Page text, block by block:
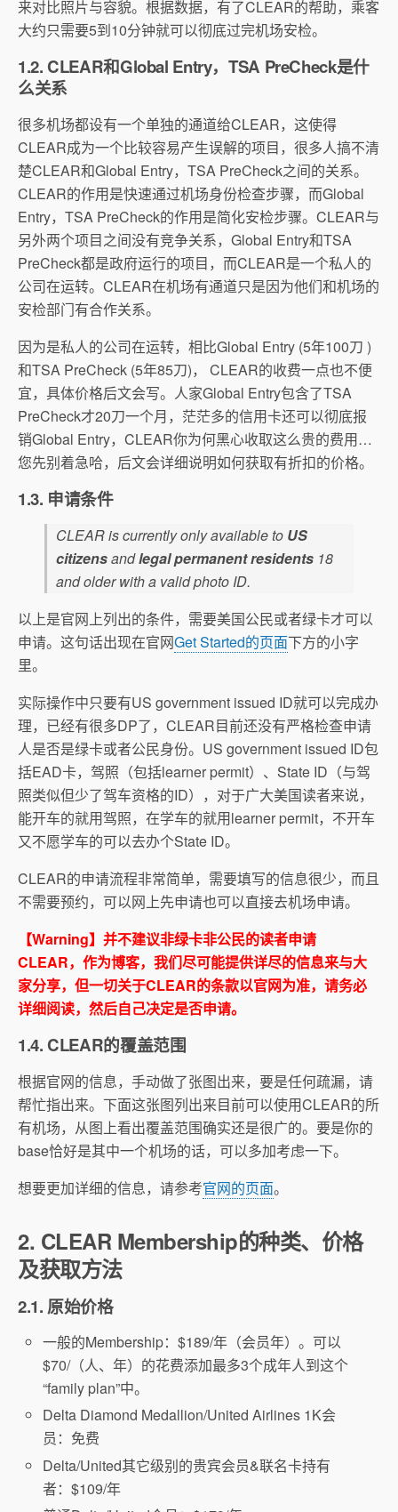
来对比照片与容貌。根据数据，有了CLEAR的帮助，乘客
大约只需要5到10分钟就可以彻底过完机场安检。
1.2. CLEAR和Global Entry，TSA PreCheck是什
么关系
很多机场都设有一个单独的通道给CLEAR，这使得
CLEAR成为一个比较容易产生误解的项目，很多人搞不清
楚CLEAR和Global Entry，TSA PreCheck之间的关系。
CLEAR的作用是快速通过机场身份检查步骤，而Global
Entry，TSA PreCheck的作用是简化安检步骤。CLEAR与
另外两个项目之间没有竞争关系，Global Entry和TSA
PreCheck都是政府运行的项目，而CLEAR是一个私人的
公司在运转。CLEAR在机场有通道只是因为他们和机场的
安检部门有合作关系。
因为是私人的公司在运转，相比Global Entry (5年100刀 )
和TSA PreCheck (5年85刀)， CLEAR的收费一点也不便
宜，具体价格后文会写。人家Global Entry包含了TSA
PreCheck才20刀一个月，茫茫多的信用卡还可以彻底报
销Global Entry，CLEAR你为何黑心收取这么贵的费用…
您先别着急哈，后文会详细说明如何获取有折扣的价格。
1.3. 申请条件
CLEAR is currently only available to US
citizensandlegal permanent residents 18
and older with a valid photo ID.
以上是官网上列出的条件，需要美国公民或者绿卡才可以
申请。这句话出现在官网Get Started的页面下方的小字
里。
实际操作中只要有US government issued ID就可以完成办
理，已经有很多DP了，CLEAR目前还没有严格检查申请
人是否是绿卡或者公民身份。US government issued ID包
括EAD卡，驾照（包括learner permit）、State ID（与驾
照类似但少了驾车资格的ID），对于广大美国读者来说，
能开车的就用驾照，在学车的就用learner permit，不开车
又不愿学车的可以去办个State ID。
CLEAR的申请流程非常简单，需要填写的信息很少，而且
不需要预约，可以网上先申请也可以直接去机场申请。
【Warning】并不建议非绿卡非公民的读者申请
CLEAR，作为博客，我们尽可能提供详尽的信息来与大
家分享，但一切关于CLEAR的条款以官网为准，请务必
详细阅读，然后自己决定是否申请。
1.4. CLEAR的覆盖范围
根据官网的信息，手动做了张图出来，要是任何疏漏，请
帮忙指出来。下面这张图列出来目前可以使用CLEAR的所
有机场，从图上看出覆盖范围确实还是很广的。要是你的
base恰好是其中一个机场的话，可以多加考虑一下。
想要更加详细的信息，请参考官网的页面。
2. CLEAR Membership的种类、价格
及获取方法
2.1. 原始价格
一般的Membership：$189/年（会员年）。可以
$70/（人、年）的花费添加最多3个成年人到这个
“family plan”中。
Delta Diamond Medallion/United Airlines 1K会
员：免费
Delta/United其它级别的贵宾会员&联名卡持有
者：$109/年